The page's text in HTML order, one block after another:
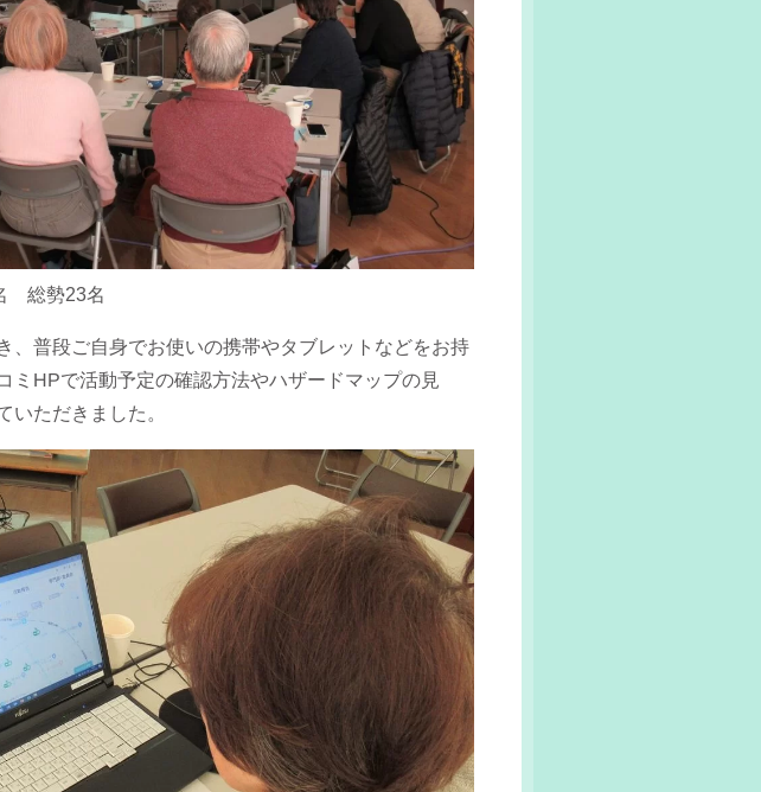
総勢23名
、普段ご自身でお使いの携帯やタブレットなどをお持
ミHPで活動予定の確認方法やハザードマップの見
いただきました。